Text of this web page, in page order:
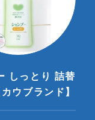
しっとり 詰替
ウブランド】